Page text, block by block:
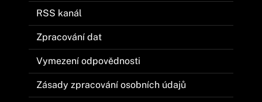
RSS kanál
Zpracování dat
Vymezení odpovědnosti
Zásady zpracování osobních údajů